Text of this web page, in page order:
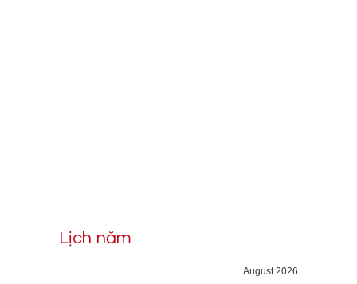
Lịch năm
August 2026